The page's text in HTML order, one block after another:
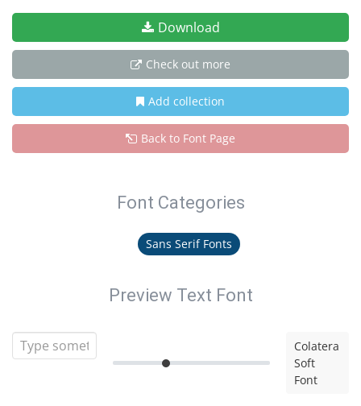
Download
Check out more
Add collection
Back to Font Page
Font Categories
Sans Serif Fonts
Preview Text Font
Colatera
Soft
Font